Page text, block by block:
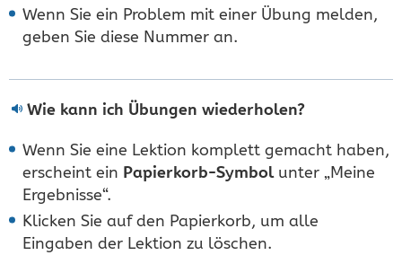
Wenn Sie ein Problem mit einer Übung melden,
geben Sie diese Nummer an.
Wie kann ich Übungen wiederholen?
Wenn Sie eine Lektion komplett gemacht haben,
erscheint ein Papierkorb-Symbolunter „Meine
Ergebnisse“.
Klicken Sie auf den Papierkorb, um alle
Eingaben der Lektion zu löschen.